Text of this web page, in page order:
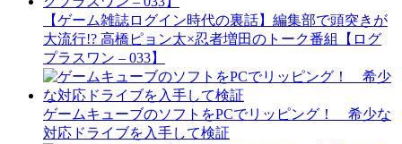
【ゲーム雑誌ログイン時代の裏話】編集部で頭突きが
大流行!? 高橋ピョン太×忍者増田のトーク番組【ログ
プラスワン – 033】
ゲームキューブのソフトをPCでリッピング！ 希少な
対応ドライブを入手して検証